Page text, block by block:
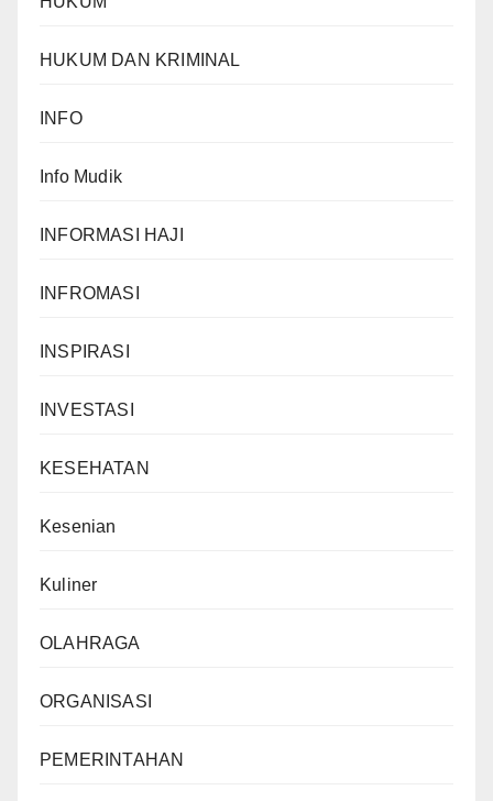
HUKUM DAN KRIMINAL
INFO
Info Mudik
INFORMASI HAJI
INFROMASI
INSPIRASI
INVESTASI
KESEHATAN
Kesenian
Kuliner
OLAHRAGA
ORGANISASI
PEMERINTAHAN